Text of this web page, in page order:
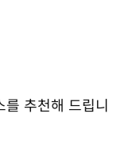
추천해 드립니